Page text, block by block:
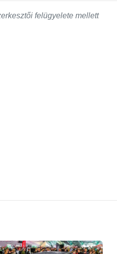
felügyelete mellett